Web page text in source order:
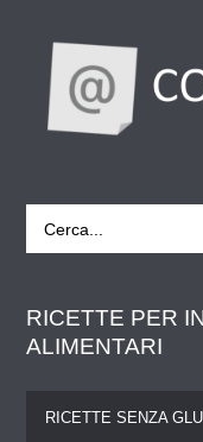
RICETTE PER
ALIMENTARI
RICETTE SENZA